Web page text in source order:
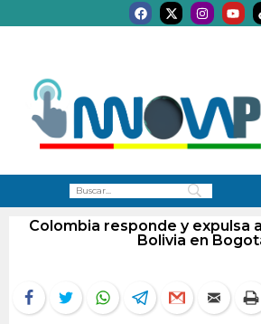
Colombia responde y expulsa
Bolivia en